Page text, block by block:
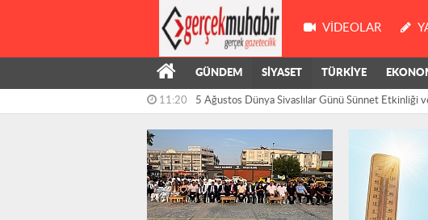
VIDEOLAR
GÜNDEM SİYASET TÜRKİYE
10:57 AKP, Mersinli Üzüm Üreticisine "Bağını Sök,